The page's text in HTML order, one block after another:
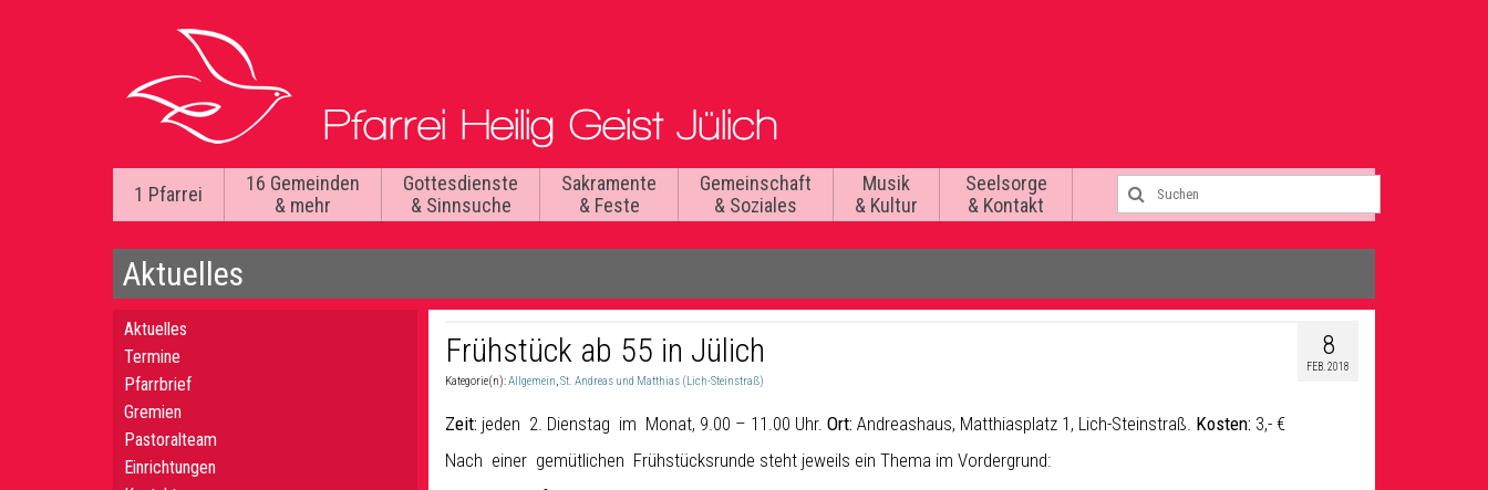
1 Pfarrei
16 Gemeinden
& mehr
Gottesdienste
& Sinnsuche
Sakramente
& Feste
Gemeinschaft
& Soziales
Musik
& Kultur
Seelsorge
& Kontakt
Aktuelles
8
FEB. 2018
Frühstück ab 55 in Jülich
Kategorie(n):Allgemein,St. Andreas und Matthias (Lich-Steinstraß)
Zeit: jeden 2. Dienstag im Monat, 9.00 – 11.00 Uhr. Ort: Andreashaus, Matthiasplatz 1, Lich-Steinstraß. Kosten: 3,- €
Nach einer gemütlichen Frühstücksrunde steht jeweils ein Thema im Vordergrund:
Aktuelles
Termine
Pfarrbrief
Gremien
Pastoralteam
Einrichtungen